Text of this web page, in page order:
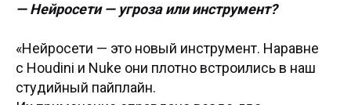
— Нейросети — угроза или инструмент?
«Нейросети — это новый инструмент. Наравне
с Houdini и Nuke они плотно встроились в наш
студийный пайплайн.